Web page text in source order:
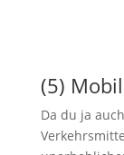
(5)
Da du ja